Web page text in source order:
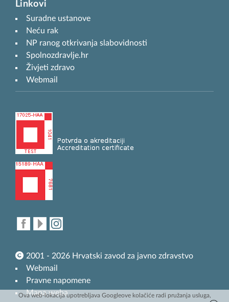
Linkovi
Suradne ustanove
Neću rak
NP ranog otkrivanja slabovidnosti
Spolnozdravlje.hr
Živjeti zdravo
Webmail
2001 - 2026 Hrvatski zavod za javno zdravstvo
Webmail
Pravne napomene
Mapa weba
Ova web-lokacija upotrebljava Googleove kolačiće radi pružanja usluga,